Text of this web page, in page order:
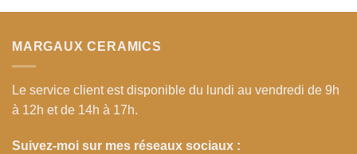
MARGAUX CERAMICS
Le service clientest disponible du lundi au vendredi de 9h
à 12h et de 14h à 17h.
Suivez-moi sur mes réseaux sociaux :